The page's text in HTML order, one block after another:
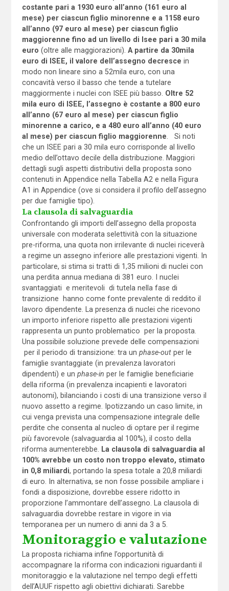
costante pari a 1930 euro all’anno (161 euro al
mese) per ciascun figlio minorenne e a 1158 euro
all’anno (97 euro al mese) per ciascun figlio
maggiorenne fino ad un livello di Isee pari a 30 mila
euro (oltre alle maggiorazioni). A partire da 30mila
euro di ISEE, il valore dell’assegno decresce in
modo non lineare sino a 52mila euro, con una
concavità verso il basso che tende a tutelare
maggiormente i nuclei con ISEE più basso. Oltre 52
mila euro di ISEE, l’assegno è costante a 800 euro
all’anno (67 euro al mese) per ciascun figlio
minorenne a carico, e a 480 euro all’anno (40 euro
al mese) per ciascun figlio maggiorenne . Si noti
che un ISEE pari a 30 mila euro corrisponde al livello
medio dell’ottavo decile della distribuzione. Maggiori
dettagli sugli aspetti distributivi della proposta sono
contenuti in Appendice nella Tabella A2 e nella Figura
A1 in Appendice (ove si considera il profilo dell’assegno
per due famiglie tipo).
La clausola di salvaguardia
Confrontando gli importi dell’assegno della proposta
universale con moderata selettività con la situazione
pre-riforma, una quota non irrilevante di nuclei riceverà
a regime un assegno inferiore alle prestazioni vigenti. In
particolare, si stima si tratti di 1,35 milioni di nuclei con
una perdita annua mediana di 381 euro. I nuclei
svantaggiati e meritevoli di tutela nella fase di
transizione hanno come fonte prevalente di reddito il
lavoro dipendente. La presenza di nuclei che ricevono
un importo inferiore rispetto alle prestazioni vigenti
rappresenta un punto problematico per la proposta.
Una possibile soluzione prevede delle compensazioni
per il periodo di transizione: tra un phase-out per le
famiglie svantaggiate (in prevalenza lavoratori
dipendenti) e un phase-in per le famiglie beneficiarie
della riforma (in prevalenza incapienti e lavoratori
autonomi), bilanciando i costi di una transizione verso il
nuovo assetto a regime. Ipotizzando un caso limite, in
cui venga prevista una compensazione integrale delle
perdite che consenta al nucleo di optare per il regime
più favorevole (salvaguardia al 100%), il costo della
riforma aumenterebbe.
La clausola di salvaguardia al
100% avrebbe un costo non troppo elevato, stimato
in 0,8 miliardi, portando la spesa totale a 20,8 miliardi
di euro. In alternativa, se non fosse possibile ampliare i
fondi a disposizione, dovrebbe essere ridotto in
proporzione l’ammontare dell’assegno. La clausola di
salvaguardia dovrebbe restare in vigore in via
temporanea per un numero di anni da 3 a 5.
Monitoraggio e valutazione
La proposta richiama infine l’opportunità di
accompagnare la riforma con indicazioni riguardanti il
monitoraggio e la valutazione nel tempo degli effetti
dell’AUUF rispetto agli obiettivi dichiarati. Sarebbe